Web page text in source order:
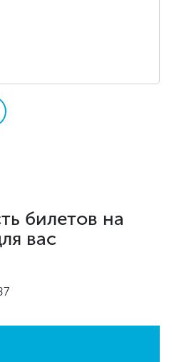
билетов на
вас